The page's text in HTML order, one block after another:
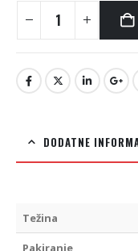
DODATNE
Težina
Pakiranje